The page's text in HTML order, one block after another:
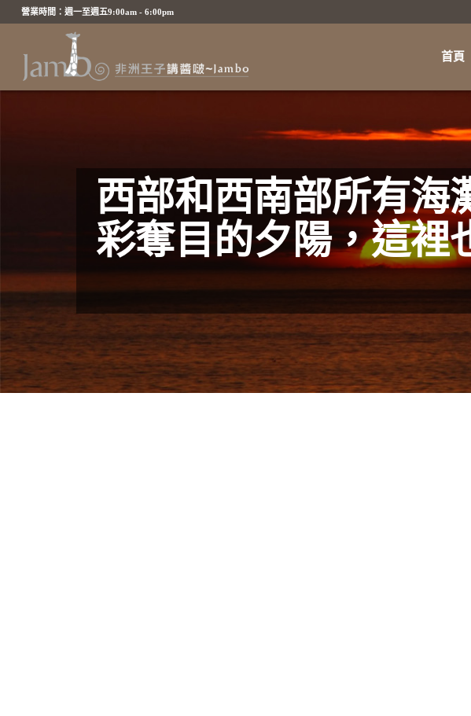
營業時間：週一至週五9:00am - 6:00pm
首頁
西部和西南部所有海
彩奪目的夕陽，這裡